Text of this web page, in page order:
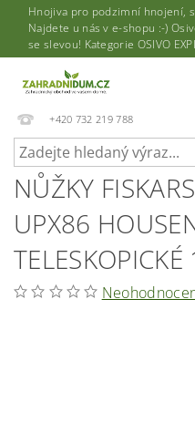
Hnojiva pro podzimní hnojení,
Najdete u nás v e-shopu :-)
se slevou! Kategorie OSIVO
+420 732 219 788
NŮŽKY
UPX86